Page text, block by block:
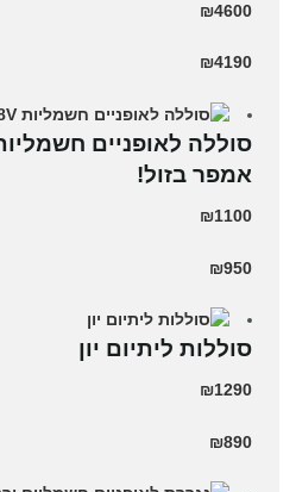
₪4600
₪4190
אמפר בזול!
₪1100
₪950
סוללות ליתיום יון
₪1290
₪890